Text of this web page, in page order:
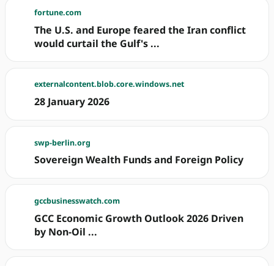
fortune.com
The U.S. and Europe feared the Iran conflict
would curtail the Gulf's ...
externalcontent.blob.core.windows.net
28 January 2026
swp-berlin.org
Sovereign Wealth Funds and Foreign Policy
gccbusinesswatch.com
GCC Economic Growth Outlook 2026 Driven
by Non-Oil ...